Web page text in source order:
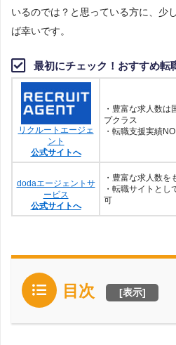
いるのでは？と思っている方に、少
ば幸いです。
最初にチェック！おすすめ転
リクルートエージェ
ント
公式サイトへ
・豊富な求人数は
プクラス
・転職支援実績
dodaエージェントサ
ービス
公式サイトへ
・豊富な求人数を
・転職サイトとし
可
目次 [表示]